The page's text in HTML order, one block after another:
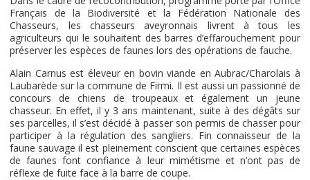
Français de la Biodiversité et la Fédération Nationale des
Chasseurs, les chasseurs aveyronnais livrent à tous les
agriculteurs qui le souhaitent des barres d’effarouchement pour
préserver les espèces de faunes lors des opérations de fauche.
Alain Carnus est éleveur en bovin viande en Aubrac/Charolais à
Laubarède sur la commune de Firmi. Il est aussi un passionné de
concours de chiens de troupeaux et également un jeune
chasseur. En effet, il y 3 ans maintenant, suite à des dégâts sur
ses parcelles, il s’est décidé à passer son permis de chasser pour
participer à la régulation des sangliers. Fin connaisseur de la
faune sauvage il est pleinement conscient que certaines espèces
de faunes font confiance à leur mimétisme et n’ont pas de
réflexe de fuite face à la barre de coupe.